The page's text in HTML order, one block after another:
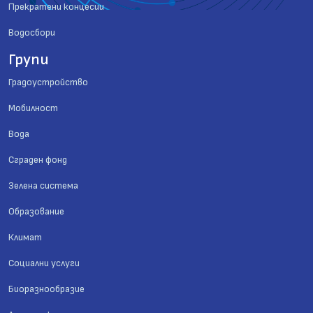
Прекратени концесии
Водосбори
Групи
Градоустройство
Мобилност
Вода
Сграден фонд
Зелена система
Образование
Климат
Социални услуги
Биоразнообразие